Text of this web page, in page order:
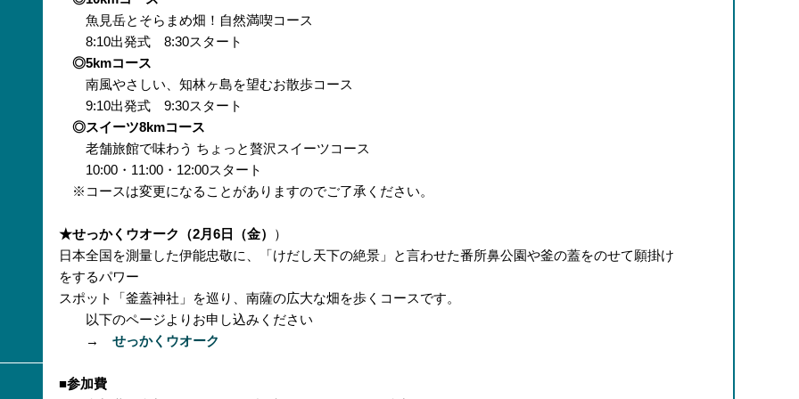
魚見岳とそらまめ畑！自然満喫コース
8:10出発式 8:30スタート
◎5kmコース
南風やさしい、知林ヶ島を望むお散歩コース
9:10出発式 9:30スタート
◎スイーツ8kmコース
老舗旅館で味わう ちょっと贅沢スイーツコース
10:00・11:00・12:00スタート
※コースは変更になることがありますのでご了承ください。
★せっかくウオーク（2月6日（金）
）
日本全国を測量した伊能忠敬に、「けだし天下の絶景」と言わせた番所鼻公園や釜の蓋をのせて願掛け
をするパワー
スポット「釜蓋神社」を巡り、南薩の広大な畑を歩くコースです。
以下のページよりお申し込みください
→ せっかくウオーク
■参加費